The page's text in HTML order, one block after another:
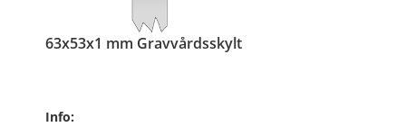
63x53x1 mm Gravvårdsskylt
Info: